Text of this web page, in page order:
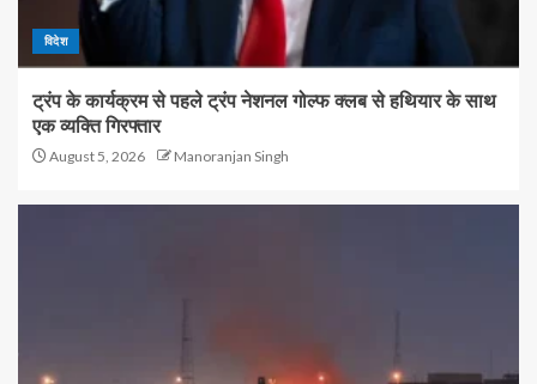
विदेश
ट्रंप के कार्यक्रम से पहले ट्रंप नेशनल गोल्फ क्लब से हथियार के साथ
एक व्यक्ति गिरफ्तार
August 5, 2026 Manoranjan Singh